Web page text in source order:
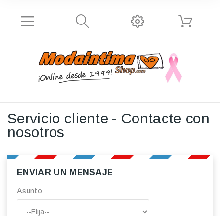
Servicio cliente - Contacte con
nosotros
ENVIAR UN MENSAJE
Asunto